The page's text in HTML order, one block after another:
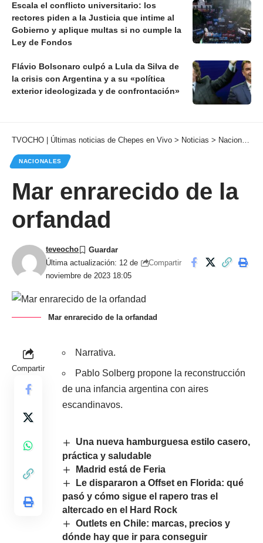
Escala el conflicto universitario: los
rectores piden a la Justicia que intime al
Gobierno y aplique multas si no cumple la
Ley de Fondos
Flávio Bolsonaro culpó a Lula da Silva de
la crisis con Argentina y a su «política
exterior ideologizada y de confrontación»
TVOCHO | Últimas noticias de Chepes en Vivo > Noticias > Nacionales
NACIONALES
Mar enrarecido de la
orfandad
Última actualización: 12 de
noviembre de 2023 18:05
teveocho
Compartir
Mar enrarecido de la orfandad
Compartir
Narrativa.
Pablo Solberg propone la reconstrucción
de una infancia argentina con aires
escandinavos.
Una nueva hamburguesa estilo casero,
práctica y saludable
Madrid está de Feria
Le dispararon a Offset en Florida: qué
pasó y cómo sigue el rapero tras el
altercado en el Hard Rock
Outlets en Chile: marcas, precios y
dónde hay que ir para conseguir